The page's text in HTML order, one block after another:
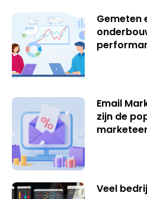
Gemeten
Email
zijn de
Veel